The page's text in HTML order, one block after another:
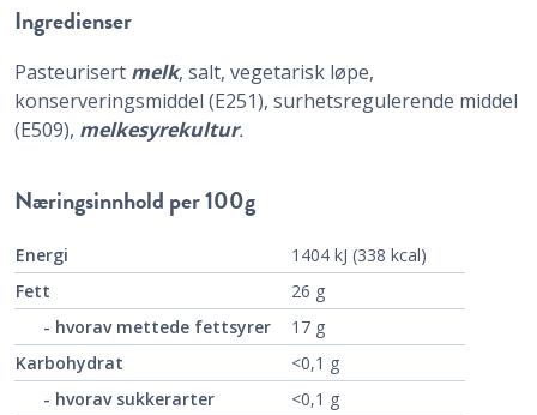
Ingredienser
Pasteurisert melk, salt, vegetarisk løpe,
konserveringsmiddel (E251), surhetsregulerende middel
(E509), melkesyrekultur.
Næringsinnhold per 100g
Energi
1404 kJ (338 kcal)
Fett
26 g
- hvorav mettede fettsyrer
17 g
Karbohydrat
<0,1 g
- hvorav sukkerarter
<0,1 g